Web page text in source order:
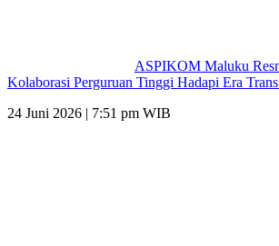
ASPIKOM Maluku
Kolaborasi Perguruan Tinggi Hadapi Era
24 Juni 2026 | 7:51 pm WIB